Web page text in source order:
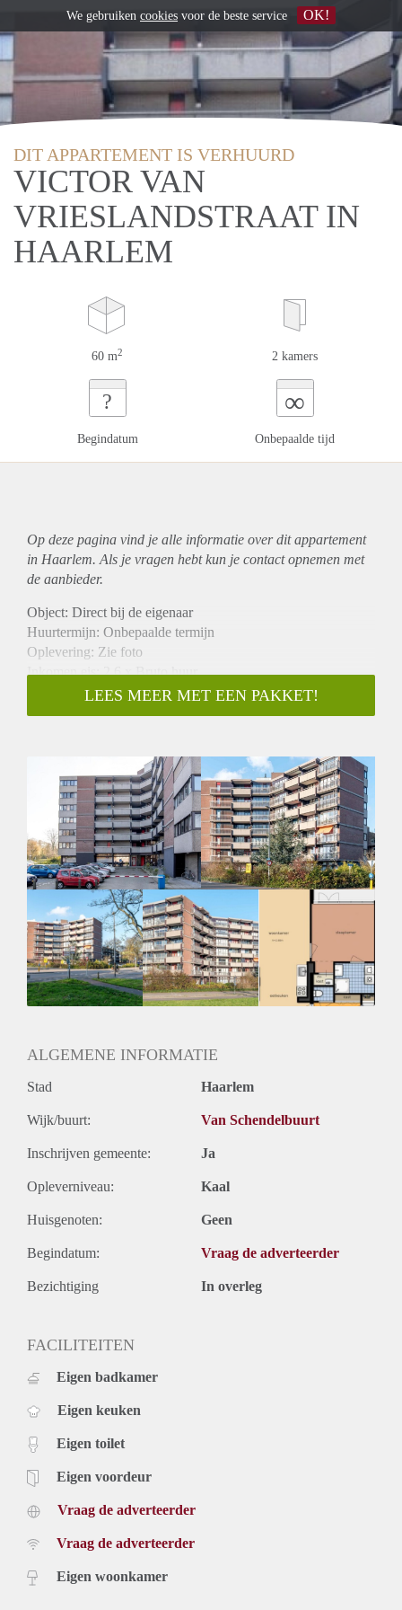
DIT APPARTEMENT IS VERHUURD
VICTOR VAN
VRIESLANDSTRAAT IN
HAARLEM
60 m2 2 kamers
?
Begindatum
∞
Onbepaalde tijd
Op deze pagina vind je alle informatie over ditappartement
in Haarlem. Als je vragen hebt kun je contact opnemen met
de aanbieder.
Object: Direct bij de eigenaar
Huurtermijn: Onbepaalde termijn
Oplevering: Zie foto
Inkomen eis: 2,6 x Bruto huur
Garantiestelling mogelijk: Ja
Borg: 1 Maand
Huisdieren toegestaan: Afhankelijk van de Eigenaar
Huurtoeslag grens: Nee
Geschikt voor studenten: Afhankelijk van de Eigenaar
LEES MEER MET EEN PAKKET!
ALGEMENE INFORMATIE
Stad Haarlem
Wijk/buurt: Van Schendelbuurt
Inschrijven gemeente: Ja
Opleverniveau: Kaal
Huisgenoten: Geen
Begindatum: Vraag de adverteerder
Bezichtiging In overleg
FACILITEITEN
Eigen badkamer
Eigen keuken
Eigen toilet
Eigen voordeur
Vraag de adverteerder
Vraag de adverteerder
Eigen woonkamer
We gebruiken cookies voor de beste service OK!